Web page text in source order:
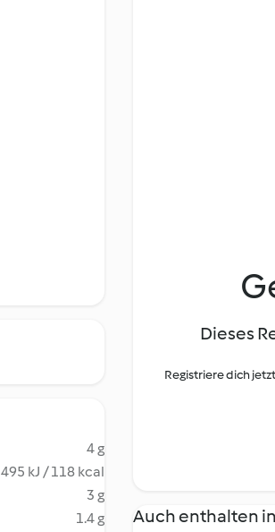
4 g
495 kJ / 118 kcal
3 g
1.4 g
Dieses
Registriere dich
Auch enthalten in